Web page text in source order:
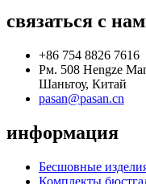
связаться с
+86 754 8826 7616
Рм. 508 Hengze
Шаньтоу, Китай
pasan@pasan.cn
информация
Бесшовные
Комплекты